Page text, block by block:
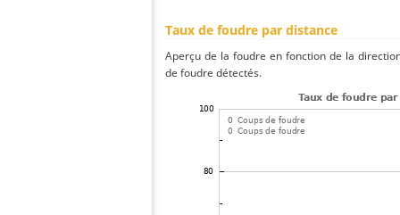
Taux de foudre par distance
Aperçu de la foudre en fonction de la
de foudre détectés.